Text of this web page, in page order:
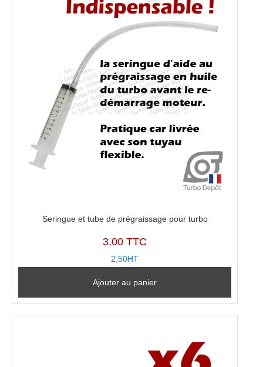
Seringue et tube de prégraissage pour turbo
3,00 TTC
2,50HT
Ajouter au panier